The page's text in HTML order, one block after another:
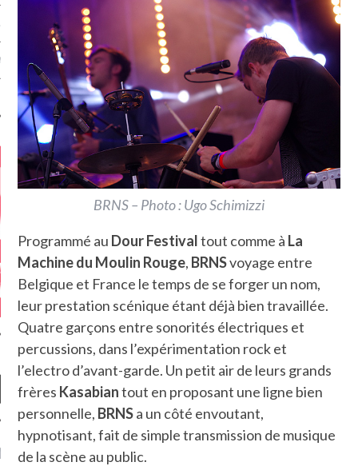
CRITIQUES
BRNS – Photo : Ugo Schimizzi
Programmé au Dour Festivaltout comme à La
Machine du Moulin Rouge, BRNSvoyage entre
Belgique et France le temps de se forger un nom,
leur prestation scénique étant déjà bien travaillée.
Quatre garçons entre sonorités électriques et
percussions, dans l’expérimentation rock et
l’electro d’avant-garde. Un petit air de leurs grands
frères Kasabiantout en proposant une ligne bien
personnelle, BRNSa un côté envoutant,
hypnotisant, fait de simple transmission de musique
de la scène au public.